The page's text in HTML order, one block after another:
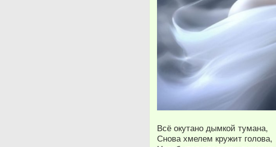
Всё окутано дымкой тумана,
Снова хмелем кружит голова,